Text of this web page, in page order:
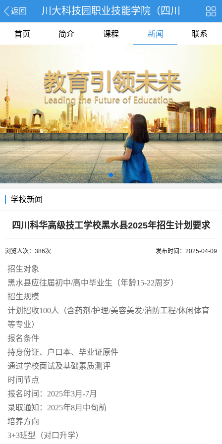
返回 川大科技园职业技能学院（四川
首页 简介 课程 新闻 联系
学校新闻
四川科华高级技工学校黑水县2025年招生计划要求
浏览人次：386次 发布时间：2025-04-09
招生对象
黑水县应往届初中/高中毕业生（年龄15-22周岁）
招生规模
计划招收100人（含药剂/护理/美容美发/消防工程/休闲体育
等专业）
报名条件
持身份证、户口本、毕业证原件
通过学校面试及基础素质测评
时间节点
报名时间：2025年3月-7月
录取通知：2025年8月中旬前
培养方向
3+3班型（对口升学）